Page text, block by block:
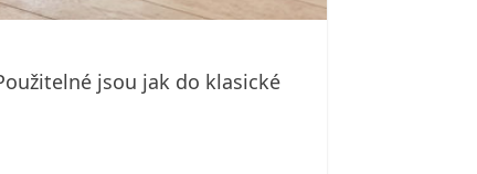
jsou jak do klasické